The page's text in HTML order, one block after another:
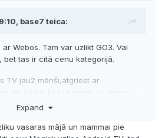
base7 teica:
Webos. Tam var uzlikt GO3. Vai
bet tas ir citā cenu kategorijā.
TV jau2 mēnši,atgriest ar
kā tur bija,ja ņēmis uz vietas
tās 14dienas spēkā ...! Es jau šiem
ieteikt,es personīgi būtu ieteicis ar
Expand
vasaras mājā un mammai pie